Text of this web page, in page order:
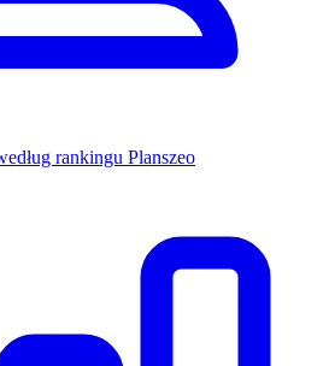
rankingu Planszeo